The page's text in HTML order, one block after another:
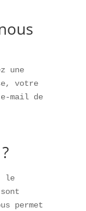
une
votre
mail de
le
permet